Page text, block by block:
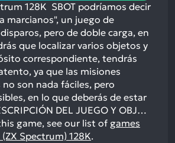
128K SBOT podríamos decir
marcianos", un juego de
pero de doble carga, en
que localizar varios objetos y
correspondiente, tendrás
ya que las misiones
son nada fáciles, pero
en lo que deberás de estar
DEL JUEGO Y OBJ…
game, see our list of games
Spectrum) 128K.